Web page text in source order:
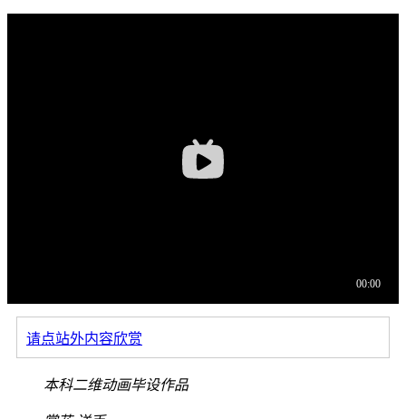
请点站外内容欣赏
本科二维动画毕设作品